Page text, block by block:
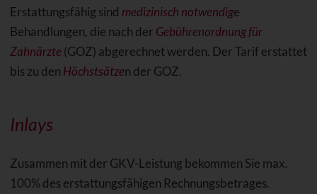
Erstattungsfähig sind medizinisch notwendige
Behandlungen, die nach der Gebührenordnung für
Zahnärzte (GOZ) abgerechnet werden. Der Tarif erstattet
bis zu den Höchstsätzen der GOZ.
Inlays
Zusammen mit der GKV-Leistung bekommen Sie max.
100% des erstattungsfähigen Rechnungsbetrages.